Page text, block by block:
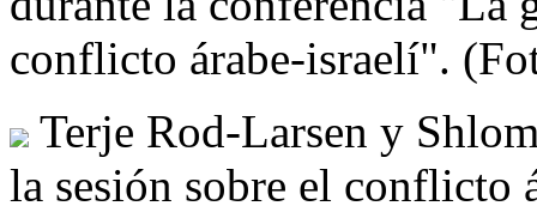
conflicto árabe-israelí".
Terje Rod-Larsen y
la sesión sobre el conflicto